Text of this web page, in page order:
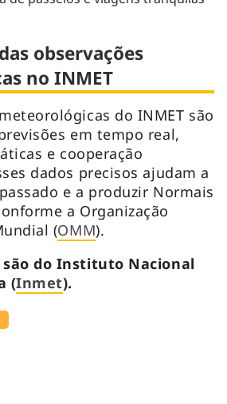
observações
no INMET
do INMET são
em tempo real,
e cooperação
dados precisos ajudam a
e a produzir Normais
a Organização
(OMM).
do Instituto Nacional
(Inmet).